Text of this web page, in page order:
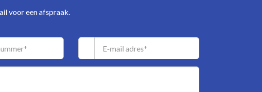
voor een afspraak.